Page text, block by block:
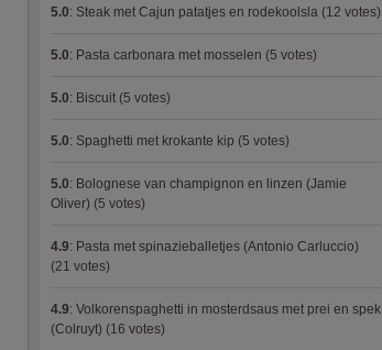
5.0: Steak met Cajun patatjes en rodekoolsla (12 votes)
5.0: Pasta carbonara met mosselen (5 votes)
5.0: Biscuit (5 votes)
5.0: Spaghetti met krokante kip (5 votes)
5.0: Bolognese van champignon en linzen (Jamie
Oliver) (5 votes)
4.9: Pasta met spinazieballetjes (Antonio Carluccio)
(21 votes)
4.9: Volkorenspaghetti in mosterdsaus met prei en spek
(Colruyt) (16 votes)